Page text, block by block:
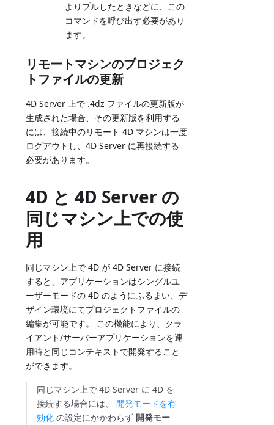
よりプルしたときなどに、この
コマンドを呼び出す必要があり
ます。
リモートマシンのプロジェク
トファイルの更新
4D Server 上で .4dz ファイルの更新版が
生成された場合、その更新版を利用する
には、接続中のリモート 4D マシンは一度
ログアウトし、4D Server に再接続する
必要があります。
4D と 4D Server の
同じマシン上での使
用
同じマシン上で 4D が 4D Server に接続
すると、アプリケーションはシングルユ
ーザーモードの 4D のようにふるまい、デ
ザイン環境にてプロジェクトファイルの
編集が可能です。 この機能により、クラ
イアント/サーバーアプリケーションを運
用時と同じコンテキストで開発すること
ができます。
同じマシン上で 4D Server に 4D を
接続する場合には、開発モードを有
効化 の設定にかかわらず 開発モー